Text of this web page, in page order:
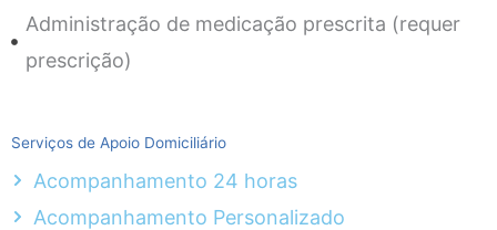
Administração de medicação prescrita (requer
prescrição)
Serviços de Apoio Domiciliário
Acompanhamento 24 horas
Acompanhamento Personalizado